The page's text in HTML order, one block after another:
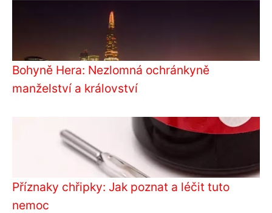
Bohyně Hera: Nezlomná ochránkyně
manželství a království
Příznaky chřipky: Jak poznat a léčit tuto
nemoc